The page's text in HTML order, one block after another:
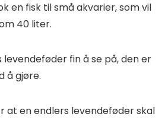
en fisk til små akvarier, som vil
40 liter.
fin å se på, den er
å gjøre.
at en endlers levendeføder skal